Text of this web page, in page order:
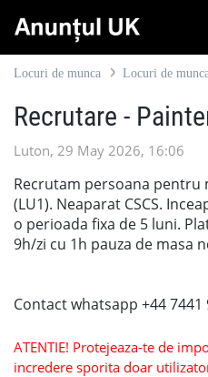
Locuri de munca Locuri de
Recrutare -
Luton, 29 May 2026, 16:06
Recrutam persoana pentru
(LU1). Neaparat CSCS.
o perioada fixa de 5 luni.
9h/zi cu 1h pauza de masa
Contact whatsapp +44 7441
ATENTIE! Protejeaza-te de
incredere sporita doar